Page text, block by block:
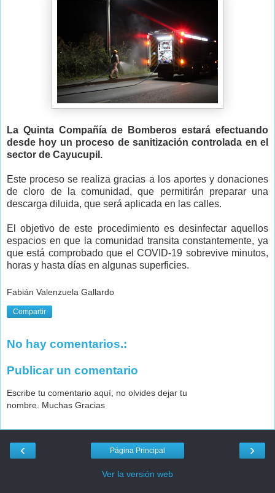
La Quinta Compañía de Bomberos estará efectuando
desde hoy un proceso de sanitización controlada en el
sector de Cayucupil.
Este proceso se realiza gracias a los aportes y donaciones
de cloro de la comunidad, que permitirán preparar una
descarga diluida, que será aplicada en las calles.
El objetivo de este procedimiento es desinfectar aquellos
espacios en que la comunidad transita constantemente, ya
que está comprobado que el COVID-19 sobrevive minutos,
horas y hasta días en algunas superficies.
Fabián Valenzuela Gallardo
Compartir
No hay comentarios.:
Publicar un comentario
Escribe tu comentario aquí, no olvides dejar tu
nombre. Muchas Gracias
‹ ›
Página Principal
Ver la versión web